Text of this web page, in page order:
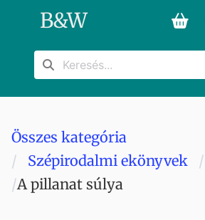
B&W
Összes kategória
Szépirodalmi ekönyvek
A pillanat súlya